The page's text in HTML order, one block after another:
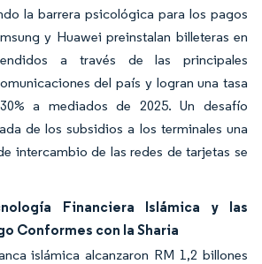
la barrera psicológica para los pagos
y Huawei preinstalan billeteras en
a través de las principales
del país y logran una tasa
a mediados de 2025. Un desafío
de los subsidios a los terminales una
intercambio de las redes de tarjetas se
Financiera Islámica y las
Conformes con la Sharia
islámica alcanzaron RM 1,2 billones